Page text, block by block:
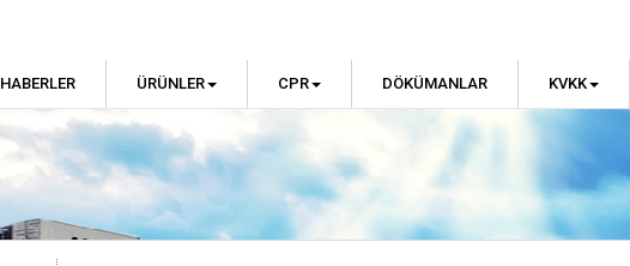
HABERLER ÜRÜNLER CPR DÖKÜMANLAR KVKK